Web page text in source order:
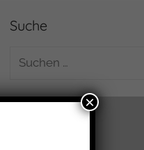
Suche
Suchen
×